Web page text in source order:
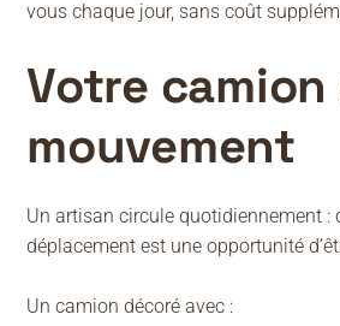
vous chaque jour, sans coût
Votre
mouvement
Un artisan circule quotidiennement
déplacement est une opportunité
Un camion décoré avec :